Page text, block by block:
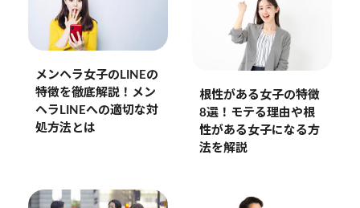
メンヘラ女子のLINEの
特徴を徹底解説！メン
ヘラLINEへの適切な対
処方法とは
根性がある女子の特徴
8選！モテる理由や根
性がある女子になる方
法を解説